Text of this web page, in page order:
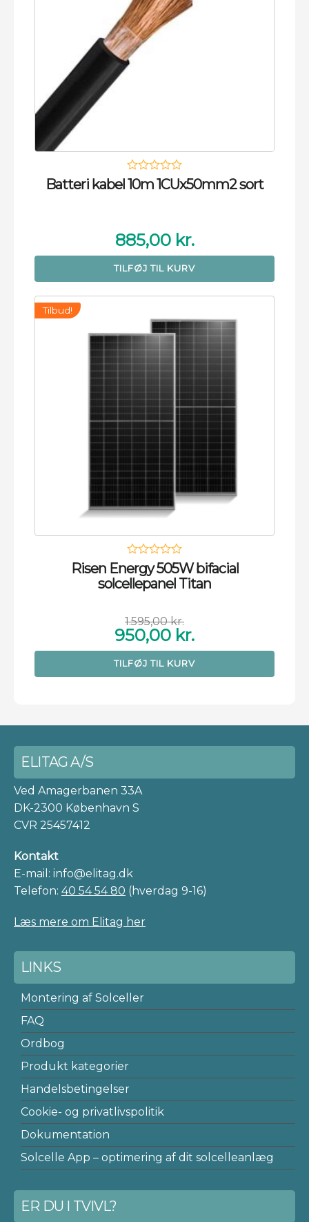
Batteri kabel 10m 1CUx50mm2 sort
885,00 kr.
TILFØJ TIL KURV
Tilbud!
Risen Energy 505W bifacial
solcellepanel Titan
1.595,00kr.
Den
oprindelige
var:
1.595,00 kr..
950,00 kr.
Den
aktuelle
er:
950,00 kr..
TILFØJ TIL KURV
ELITAG A/S
Ved Amagerbanen 33A
DK-2300 København S
CVR 25457412
Kontakt
E-mail: info@elitag.dk
Telefon: 40 54 54 80 (hverdag 9-16)
Læs mere om Elitag her
LINKS
Montering af Solceller
FAQ
Ordbog
Produkt kategorier
Handelsbetingelser
Cookie- og privatlivspolitik
Dokumentation
Solcelle App – optimering af dit solcelleanlæg
ER DU I TVIVL?